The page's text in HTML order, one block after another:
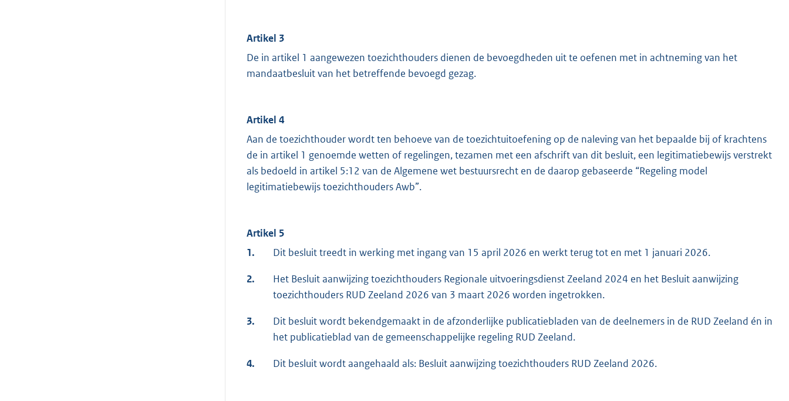
Artikel 3
De in artikel 1 aangewezen toezichthouders dienen de bevoegdheden uit te oefenen met in achtneming van het
mandaatbesluit van het betreffende bevoegd gezag.
Artikel 4
Aan de toezichthouder wordt ten behoeve van de toezichtuitoefening op de naleving van het bepaalde bij of krachtens
de in artikel 1 genoemde wetten of regelingen, tezamen met een afschrift van dit besluit, een legitimatiebewijs verstrekt
als bedoeld in artikel 5:12 van de Algemene wet bestuursrecht en de daarop gebaseerde “Regeling model
legitimatiebewijs toezichthouders Awb”.
Artikel 5
1.
Dit besluit treedt in werking met ingang van 15 april 2026 en werkt terug tot en met 1 januari 2026.
2.
Het Besluit aanwijzing toezichthouders Regionale uitvoeringsdienst Zeeland 2024 en het Besluit aanwijzing
toezichthouders RUD Zeeland 2026 van 3 maart 2026 worden ingetrokken.
3.
Dit besluit wordt bekendgemaakt in de afzonderlijke publicatiebladen van de deelnemers in de RUD Zeeland én in
het publicatieblad van de gemeenschappelijke regeling RUD Zeeland.
4. Dit besluit wordt aangehaald als: Besluit aanwijzing toezichthouders RUD Zeeland 2026.